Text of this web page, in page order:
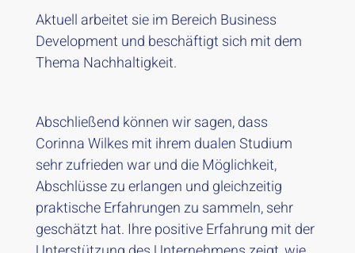
Aktuell arbeitet sie im Bereich Business
Development und beschäftigt sich mit dem
Thema Nachhaltigkeit.
Abschließend können wir sagen, dass
Corinna Wilkes mit ihrem dualen Studium
sehr zufrieden war und die Möglichkeit,
Abschlüsse zu erlangen und gleichzeitig
praktische Erfahrungen zu sammeln, sehr
geschätzt hat. Ihre positive Erfahrung mit der